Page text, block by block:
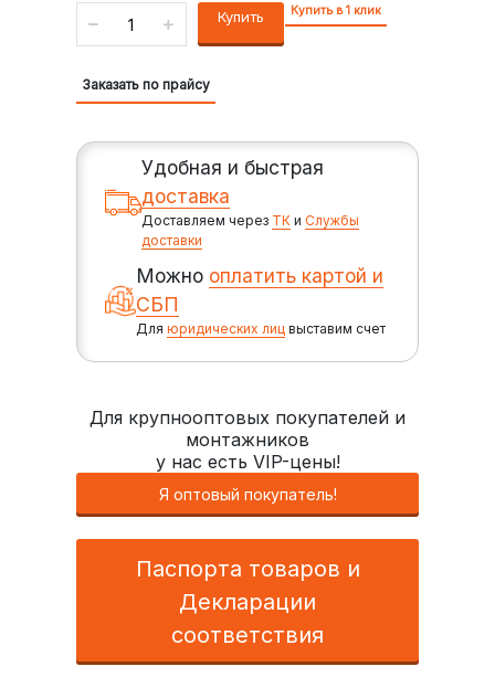
Купить Купить в 1 клик
Заказать по прайсу
Удобная и быстрая
доставка
Доставляем через ТК иСлужбы
доставки
Можно оплатить картой и
СБП
Дляюридических лиц выставим счет
Для крупнооптовых покупателей и
монтажников
у нас есть VIP-цены!
Я оптовый покупатель!
Паспорта товаров и
Декларации
соответствия